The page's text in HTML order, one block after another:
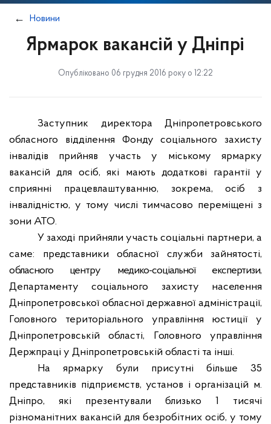
Новини
Ярмарок вакансій у Дніпрі
Опубліковано 06 грудня 2016 року о 12:22
Заступник директора Дніпропетровського
обласного відділення Фонду соціального захисту
інвалідів прийняв участь у міському ярмарку
вакансій для осіб, які мають додаткові гарантії у
сприянні працевлаштуванню, зокрема, осіб з
інвалідністю, у тому числі тимчасово переміщені з
зони АТО.
У заході прийняли участь соціальні партнери, а
саме: представники обласної служби зайнятості,
обласного центру медико-соціальної експертизи,
Департаменту соціального захисту населення
Дніпропетровської обласної державної адміністрації,
Головного територіального управління юстиції у
Дніпропетровській області, Головного управління
Держпраці у Дніпропетровській області та інші.
На ярмарку були присутні більше 35
представників підприємств, установ і організацій м.
Дніпро, які презентували близько 1 тисячі
різноманітних вакансій для безробітних осіб, у тому